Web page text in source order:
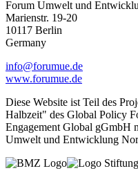
Forum Umwelt und
Marienstr. 19-20
10117 Berlin
Germany
info@forumue.de
www.forumue.de
Diese Website ist Teil des
Halbzeit" des Global Policy
Engagement Global gGmbH
Umwelt und Entwicklung